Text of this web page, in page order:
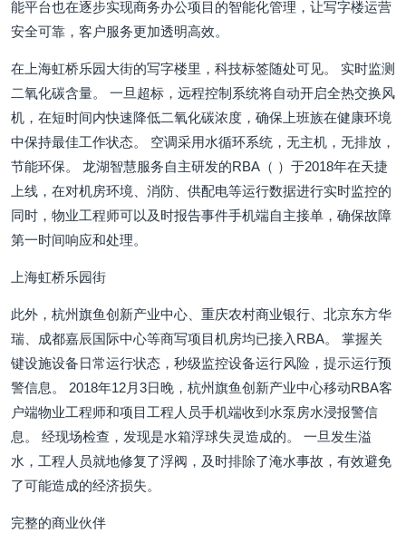
能平台也在逐步实现商务办公项目的智能化管理，让写字楼运营
安全可靠，客户服务更加透明高效。
在上海虹桥乐园大街的写字楼里，科技标签随处可见。 实时监测
二氧化碳含量。 一旦超标，远程控制系统将自动开启全热交换风
机，在短时间内快速降低二氧化碳浓度，确保上班族在健康环境
中保持最佳工作状态。 空调采用水循环系统，无主机，无排放，
节能环保。 龙湖智慧服务自主研发的RBA（ ）于2018年在天捷
上线，在对机房环境、消防、供配电等运行数据进行实时监控的
同时，物业工程师可以及时报告事件手机端自主接单，确保故障
第一时间响应和处理。
上海虹桥乐园街
此外，杭州旗鱼创新产业中心、重庆农村商业银行、北京东方华
瑞、成都嘉辰国际中心等商写项目机房均已接入RBA。 掌握关
键设施设备日常运行状态，秒级监控设备运行风险，提示运行预
警信息。 2018年12月3日晚，杭州旗鱼创新产业中心移动RBA客
户端物业工程师和项目工程人员手机端收到水泵房水浸报警信
息。 经现场检查，发现是水箱浮球失灵造成的。 一旦发生溢
水，工程人员就地修复了浮阀，及时排除了淹水事故，有效避免
了可能造成的经济损失。
完整的商业伙伴